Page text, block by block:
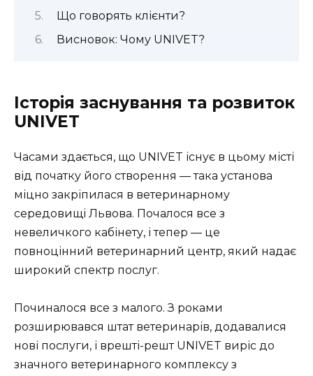
Що говорять клієнти?
Висновок: Чому UNIVET?
Історія заснування та розвиток
UNIVET
Часами здається, що UNIVET існує в цьому місті
від початку його створення — така установа
міцно закріпилася в ветеринарному
середовищі Львова. Почалося все з
невеличкого кабінету, і тепер — це
повноцінний ветеринарний центр, який надає
широкий спектр послуг.
Починалося все з малого. З роками
розширювався штат ветеринарів, додавалися
нові послуги, і врешті-решт UNIVET виріс до
значного ветеринарного комплексу з